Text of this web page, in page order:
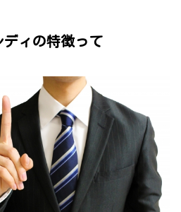
ィの特徴って